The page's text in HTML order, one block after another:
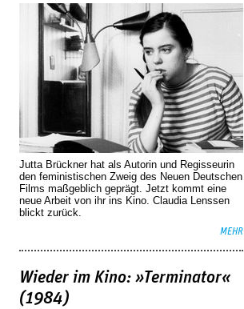
Jutta Brückner hat als Autorin und Regisseurin
den feministischen Zweig des Neuen Deutschen
Films maßgeblich geprägt. Jetzt kommt eine
neue Arbeit von ihr ins Kino. Claudia Lenssen
blickt zurück.
MEHR
Wieder im Kino: »Terminator«
(1984)